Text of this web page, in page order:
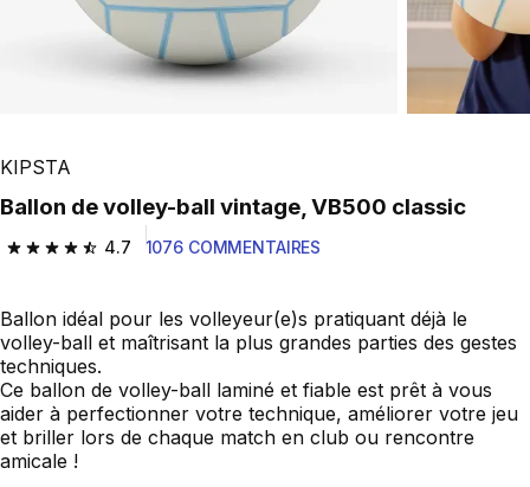
KIPSTA
Ballon de volley-ball vintage, VB500 classic
4.7
4.7 out of 5 stars from 1076 reviews
1076 COMMENTAIRES
Ballon idéal pour les volleyeur(e)s pratiquant déjà le
volley-ball et maîtrisant la plus grandes parties des gestes
techniques.
Ce ballon de volley-ball laminé et fiable est prêt à vous
aider à perfectionner votre technique, améliorer votre jeu
et briller lors de chaque match en club ou rencontre
amicale !